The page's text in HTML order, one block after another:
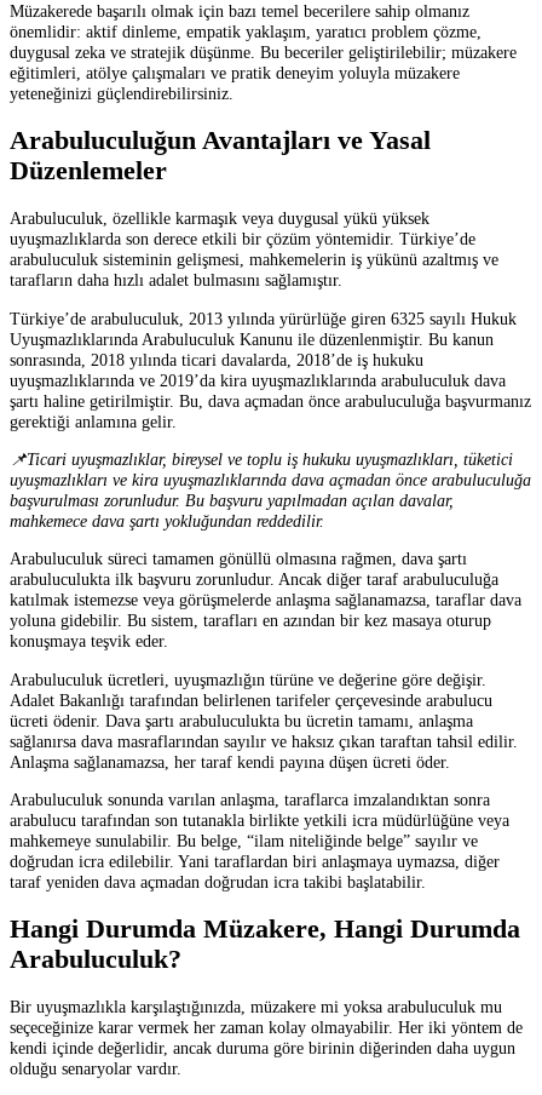
Müzakerede başarılı olmak için bazı temel becerilere sahip olmanız
önemlidir: aktif dinleme, empatik yaklaşım, yaratıcı problem çözme,
duygusal zeka ve stratejik düşünme. Bu beceriler geliştirilebilir; müzakere
eğitimleri, atölye çalışmaları ve pratik deneyim yoluyla müzakere
yeteneğinizi güçlendirebilirsiniz.
Arabuluculuğun Avantajları ve Yasal
Düzenlemeler
Arabuluculuk, özellikle karmaşık veya duygusal yükü yüksek
uyuşmazlıklarda son derece etkili bir çözüm yöntemidir. Türkiye’de
arabuluculuk sisteminin gelişmesi, mahkemelerin iş yükünü azaltmış ve
tarafların daha hızlı adalet bulmasını sağlamıştır.
Türkiye’de arabuluculuk, 2013 yılında yürürlüğe giren 6325 sayılı Hukuk
Uyuşmazlıklarında Arabuluculuk Kanunu ile düzenlenmiştir. Bu kanun
sonrasında, 2018 yılında ticari davalarda, 2018’de iş hukuku
uyuşmazlıklarında ve 2019’da kira uyuşmazlıklarında arabuluculuk dava
şartı haline getirilmiştir. Bu, dava açmadan önce arabuluculuğa başvurmanız
gerektiği anlamına gelir.
📌Ticari uyuşmazlıklar, bireysel ve toplu iş hukuku uyuşmazlıkları, tüketici
uyuşmazlıkları ve kira uyuşmazlıklarında dava açmadan önce arabuluculuğa
başvurulması zorunludur. Bu başvuru yapılmadan açılan davalar,
mahkemece dava şartı yokluğundan reddedilir.
Arabuluculuk süreci tamamen gönüllü olmasına rağmen, dava şartı
arabuluculukta ilk başvuru zorunludur. Ancak diğer taraf arabuluculuğa
katılmak istemezse veya görüşmelerde anlaşma sağlanamazsa, taraflar dava
yoluna gidebilir. Bu sistem, tarafları en azından bir kez masaya oturup
konuşmaya teşvik eder.
Arabuluculuk ücretleri, uyuşmazlığın türüne ve değerine göre değişir.
Adalet Bakanlığı tarafından belirlenen tarifeler çerçevesinde arabulucu
ücreti ödenir. Dava şartı arabuluculukta bu ücretin tamamı, anlaşma
sağlanırsa dava masraflarından sayılır ve haksız çıkan taraftan tahsil edilir.
Anlaşma sağlanamazsa, her taraf kendi payına düşen ücreti öder.
Arabuluculuk sonunda varılan anlaşma, taraflarca imzalandıktan sonra
arabulucu tarafından son tutanakla birlikte yetkili icra müdürlüğüne veya
mahkemeye sunulabilir. Bu belge, “ilam niteliğinde belge” sayılır ve
doğrudan icra edilebilir. Yani taraflardan biri anlaşmaya uymazsa, diğer
taraf yeniden dava açmadan doğrudan icra takibi başlatabilir.
Hangi Durumda Müzakere, Hangi Durumda
Arabuluculuk?
Bir uyuşmazlıkla karşılaştığınızda, müzakere mi yoksa arabuluculuk mu
seçeceğinize karar vermek her zaman kolay olmayabilir. Her iki yöntem de
kendi içinde değerlidir, ancak duruma göre birinin diğerinden daha uygun
olduğu senaryolar vardır.